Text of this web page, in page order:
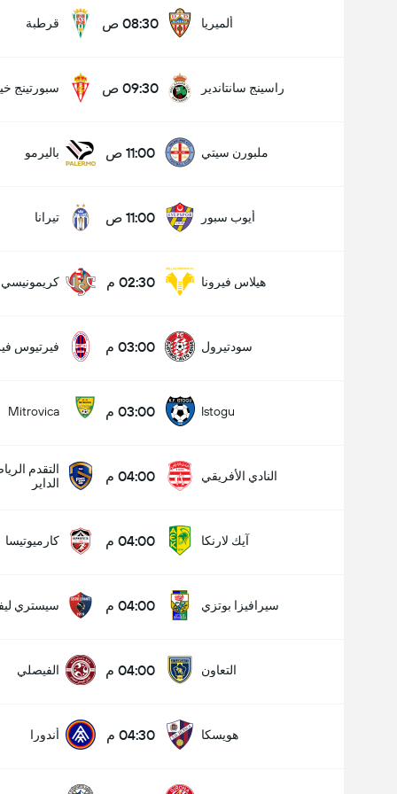
ألميريا 08:30 ص قرطبة
راسينج سانتاندير 09:30 ص سبورتينج
ملبورن سيتي 11:00 ص باليرمو
أيوب سبور 11:00 ص تيرانا
هيلاس فيرونا 02:30 م كريمونيسي
سودتيرول 03:00 م فيرتيوس
Istogu 03:00 م Mitrovica
النادي الأفريقي 04:00 م
التقدم
الداير
آيك لارنكا 04:00 م كارميوتيسا
سيرافيزا بوتزي 04:00 م سيستري
التعاون 04:00 م الفيصلي
هويسكا 04:30 م أندورا